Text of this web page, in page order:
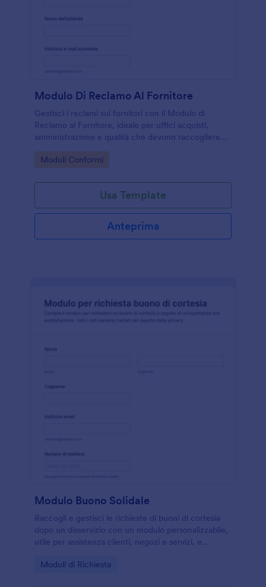
Modulo Di Reclamo Al Fornitore
Gestisci i reclami sui fornitori con il Modulo di
Reclamo al Fornitore, ideale per uffici acquisti,
amministrazione e qualità che devono raccogliere
flusso su Jotform.
Go to Category:
Moduli Conformi
Usa Template
Anteprima
Modulo Buono Solidale
Raccogli e gestisci le richieste di buoni di cortesia
dopo un disservizio con un modulo personalizzabile,
utile per assistenza clienti, negozi e servizi, e
Jotform.
Go to Category:
Moduli di Richiesta